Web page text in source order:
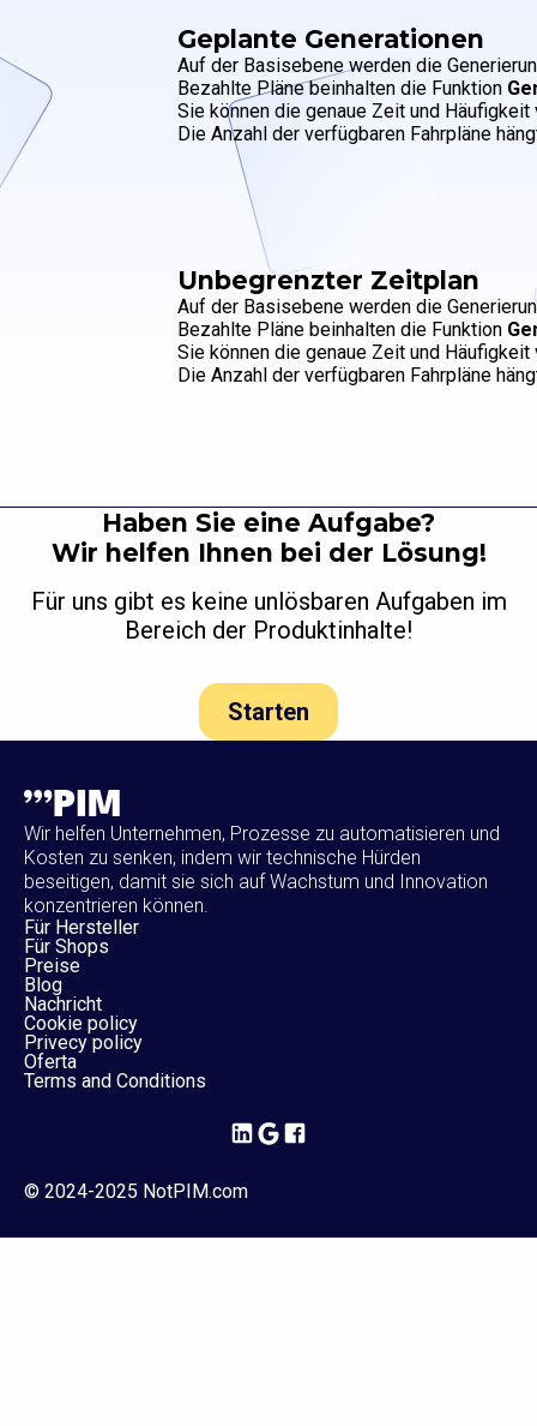
Geplante Generationen
Auf der Basisebene werden die
Bezahlte Pläne beinhalten die Funktion
Sie können die genaue Zeit und
Die Anzahl der verfügbaren Fahrpläne
Unbegrenzter Zeitplan
Auf der Basisebene werden die
Bezahlte Pläne beinhalten die Funktion
Sie können die genaue Zeit und
Die Anzahl der verfügbaren Fahrpläne
Haben Sie eine Aufgabe?
Wir helfen Ihnen bei der Lösung!
Für uns gibt es keine unlösbaren Aufgaben im
Bereich der Produktinhalte!
Starten
Wir helfen Unternehmen, Prozesse zu automatisieren und
Kosten zu senken, indem wir technische Hürden
beseitigen, damit sie sich auf Wachstum und Innovation
konzentrieren können.
Für Hersteller
Für Shops
Preise
Blog
Nachricht
Cookie policy
Privecy policy
Oferta
Terms and Conditions
© 2024-2025 NotPIM.com